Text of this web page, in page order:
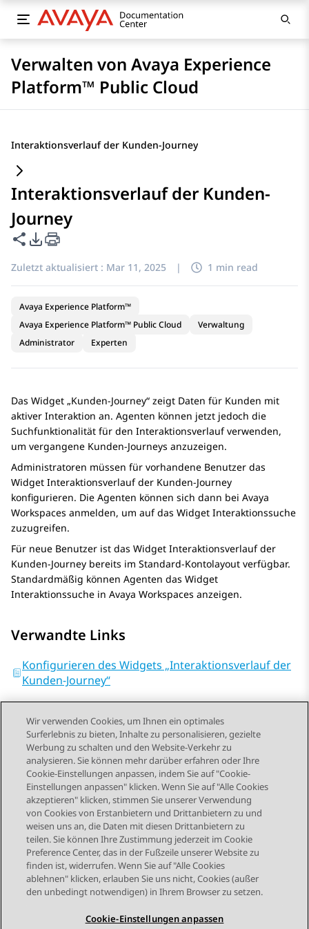
Verwalten von Avaya Experience
Platform™ Public Cloud
Interaktionsverlauf der Kunden-Journey
Interaktionsverlauf der Kunden-
Journey
Diese Seite teilen
PDF-Exportoptionen
Zuletzt aktualisiert : Mar 11, 2025 | 1 min read
Avaya Experience Platform™
Avaya Experience Platform™ Public Cloud
Verwaltung
Administrator
Experten
Das Widget „Kunden-Journey“ zeigt Daten für Kunden mit
aktiver Interaktion an. Agenten können jetzt jedoch die
Suchfunktionalität für den Interaktionsverlauf verwenden,
um vergangene Kunden-Journeys anzuzeigen.
Administratoren müssen für vorhandene Benutzer das
Widget Interaktionsverlauf der Kunden-Journey
konfigurieren. Die Agenten können sich dann bei Avaya
Workspaces anmelden, um auf das Widget Interaktionssuche
zuzugreifen.
Für neue Benutzer ist das Widget Interaktionsverlauf der
Kunden-Journey bereits im Standard-Kontolayout verfügbar.
Standardmäßig können Agenten das Widget
Interaktionssuche in Avaya Workspaces anzeigen.
Verwandte Links
Konfigurieren des Widgets „Interaktionsverlauf der
Kunden-Journey“
Send Feedback
Themennavigation
Vorheriges Thema Nächstes Thema
STAY CONNECTED
Wir verwenden Cookies, um Ihnen ein optimales
Surferlebnis zu bieten, Inhalte zu personalisieren, gezielte
Werbung zu schalten und den Website-Verkehr zu
analysieren. Sie können mehr darüber erfahren oder Ihre
Cookie-Einstellungen anpassen, indem Sie auf "Cookie-
Einstellungen anpassen" klicken. Wenn Sie auf "Alle Cookies
akzeptieren" klicken, stimmen Sie unserer Verwendung
von Cookies von Erstanbietern und Drittanbietern zu und
weisen uns an, die Daten mit diesen Drittanbietern zu
teilen. Sie können Ihre Zustimmung jederzeit im Cookie
Preference Center, das in der Fußzeile unserer Website zu
finden ist, widerrufen. Wenn Sie auf "Alle Cookies
ablehnen" klicken, erlauben Sie uns nicht, Cookies (außer
den unbedingt notwendigen) in Ihrem Browser zu setzen.
Cookie-Einstellungen anpassen